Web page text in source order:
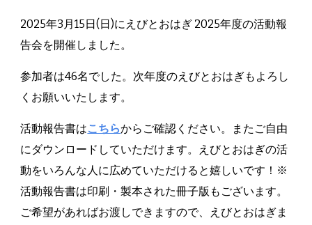
2025年3月15日(日)にえびとおはぎ 2025年度の活動報
告会を開催しました。
参加者は46名でした。次年度のえびとおはぎもよろし
くお願いいたします。
活動報告書はこちらから ご確認ください。またご自由
にダウンロードしていただけます。えびとおはぎの活
動をいろんな人に広めていただけると嬉しいです！※
活動報告書は印刷・製本された冊子版もございます。
ご希望があればお渡しできますので、えびとおはぎま